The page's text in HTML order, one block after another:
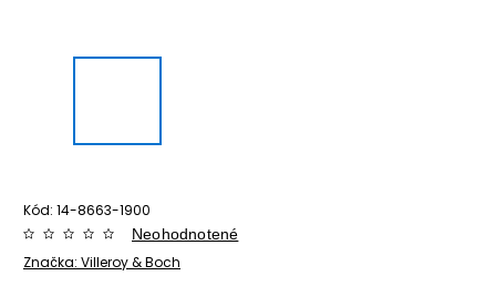
Kód: 14-8663-1900
Značka: Villeroy & Boch
Neohodnotené